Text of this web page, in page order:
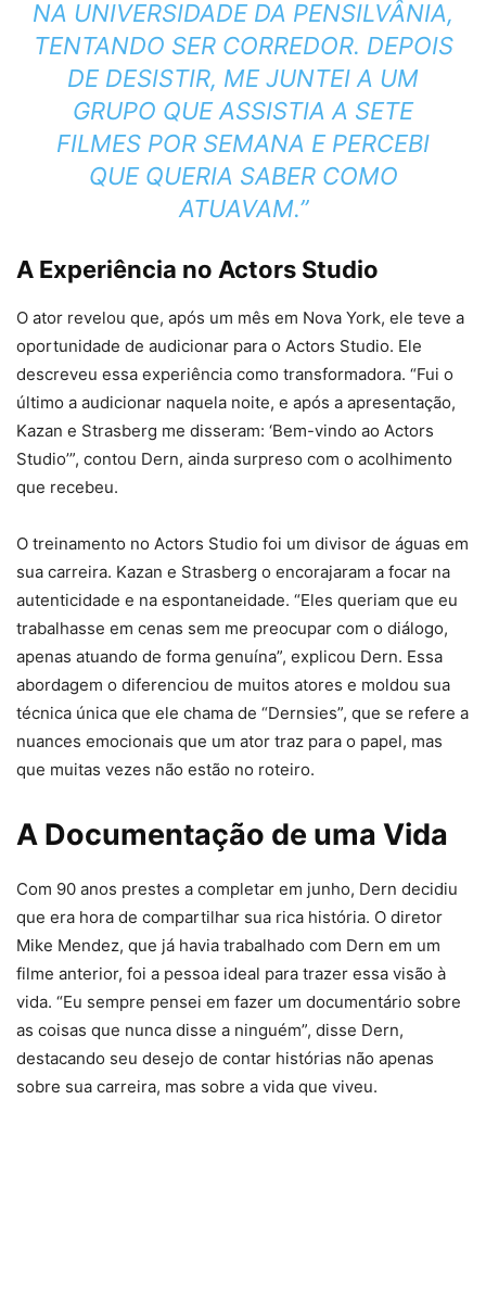
NA UNIVERSIDADE DA PENSILVÂNIA,
TENTANDO SER CORREDOR. DEPOIS
DE DESISTIR, ME JUNTEI A UM
GRUPO QUE ASSISTIA A SETE
FILMES POR SEMANA E PERCEBI
QUE QUERIA SABER COMO
ATUAVAM.”
A Experiência no Actors Studio
O ator revelou que, após um mês em Nova York, ele teve a
oportunidade de audicionar para o Actors Studio. Ele
descreveu essa experiência como transformadora. “Fui o
último a audicionar naquela noite, e após a apresentação,
Kazan e Strasberg me disseram: ‘Bem-vindo ao Actors
Studio’”, contou Dern, ainda surpreso com o acolhimento
que recebeu.
O treinamento no Actors Studio foi um divisor de águas em
sua carreira. Kazan e Strasberg o encorajaram a focar na
autenticidade e na espontaneidade. “Eles queriam que eu
trabalhasse em cenas sem me preocupar com o diálogo,
apenas atuando de forma genuína”, explicou Dern. Essa
abordagem o diferenciou de muitos atores e moldou sua
técnica única que ele chama de “Dernsies”, que se refere a
nuances emocionais que um ator traz para o papel, mas
que muitas vezes não estão no roteiro.
A Documentação de uma Vida
Com 90 anos prestes a completar em junho, Dern decidiu
que era hora de compartilhar sua rica história. O diretor
Mike Mendez, que já havia trabalhado com Dern em um
filme anterior, foi a pessoa ideal para trazer essa visão à
vida. “Eu sempre pensei em fazer um documentário sobre
as coisas que nunca disse a ninguém”, disse Dern,
destacando seu desejo de contar histórias não apenas
sobre sua carreira, mas sobre a vida que viveu.